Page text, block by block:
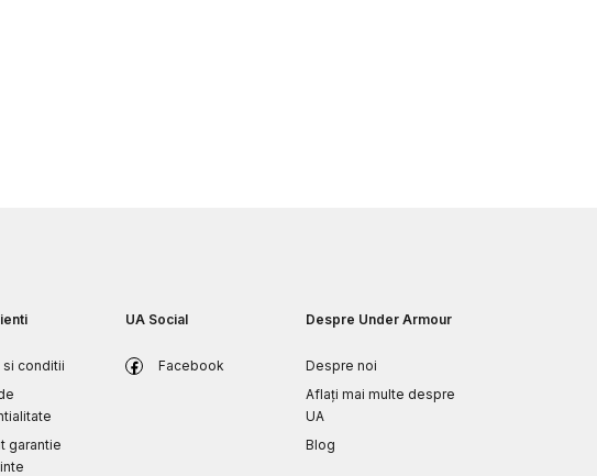
si conditii
garantie
UA Social
Facebook
Despre Under Armour
Despre noi
Aflați mai multe despre
UA
Blog